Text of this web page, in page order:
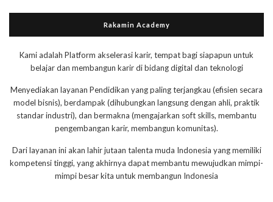
Rakamin Academy
Kami adalah Platform akselerasi karir, tempat bagi siapapun untuk
belajar dan membangun karir di bidang digital dan teknologi
Menyediakan layanan Pendidikan yang paling terjangkau (efisien secara
model bisnis), berdampak (dihubungkan langsung dengan ahli, praktik
standar industri), dan bermakna (mengajarkan soft skills, membantu
pengembangan karir, membangun komunitas).
Dari layanan ini akan lahir jutaan talenta muda Indonesia yang memiliki
kompetensi tinggi, yang akhirnya dapat membantu mewujudkan mimpi-
mimpi besar kita untuk membangun Indonesia